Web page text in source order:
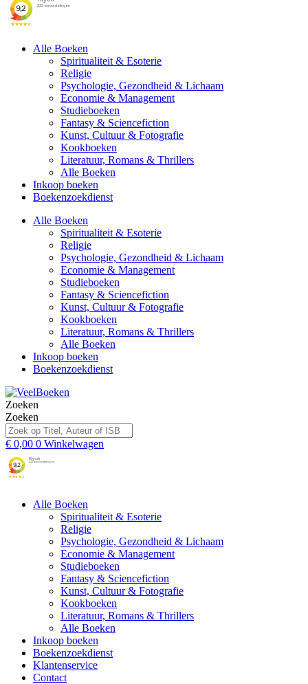
Alle Boeken
Spiritualiteit & Esoterie
Religie
Psychologie, Gezondheid & Lichaam
Economie & Management
Studieboeken
Fantasy & Sciencefiction
Kunst, Cultuur & Fotografie
Kookboeken
Literatuur, Romans & Thrillers
Alle Boeken
Inkoop boeken
Boekenzoekdienst
Alle Boeken
Spiritualiteit & Esoterie
Religie
Psychologie, Gezondheid & Lichaam
Economie & Management
Studieboeken
Fantasy & Sciencefiction
Kunst, Cultuur & Fotografie
Kookboeken
Literatuur, Romans & Thrillers
Alle Boeken
Inkoop boeken
Boekenzoekdienst
Zoeken
Zoeken
€ 0,00 0 Winkelwagen
Alle Boeken
Spiritualiteit & Esoterie
Religie
Psychologie, Gezondheid & Lichaam
Economie & Management
Studieboeken
Fantasy & Sciencefiction
Kunst, Cultuur & Fotografie
Kookboeken
Literatuur, Romans & Thrillers
Alle Boeken
Inkoop boeken
Boekenzoekdienst
Klantenservice
Contact